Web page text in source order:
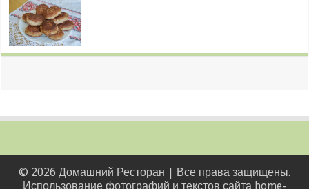
© 2026 Домашний Ресторан | Все права защищены.
Использование фотографий и текстов сайта home-